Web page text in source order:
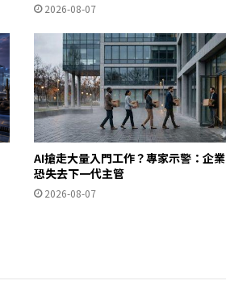
2026-08-07
AI搶走大量入門工作？專家示警：企業
恐失去下一代主管
2026-08-07